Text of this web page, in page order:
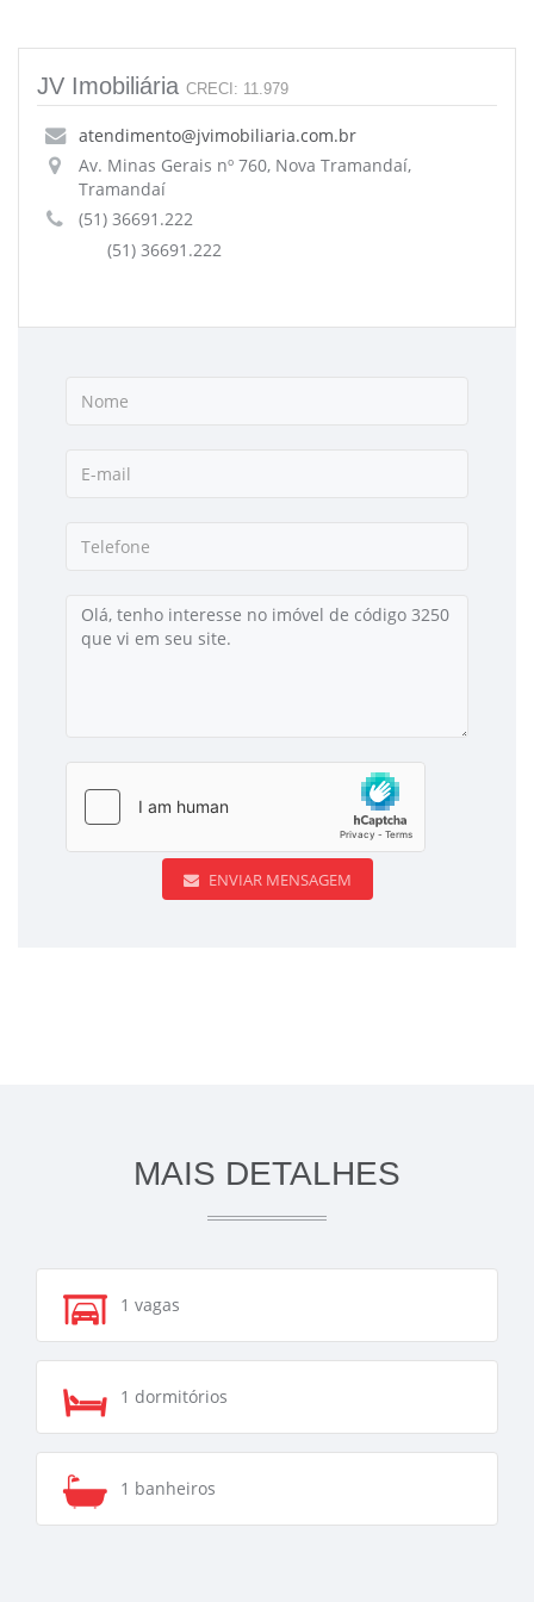
JV Imobiliária CRECI: 11.979
atendimento@jvimobiliaria.com.br
Av. Minas Gerais nº 760, Nova Tramandaí,
Tramandaí
(51) 36691.222
(51) 36691.222
ENVIAR MENSAGEM
MAIS DETALHES
1 vagas
1 dormitórios
1 banheiros